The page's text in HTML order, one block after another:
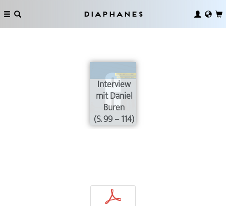
Diaphanes
Interview
mit Daniel
Buren
(S. 99 – 114)
p